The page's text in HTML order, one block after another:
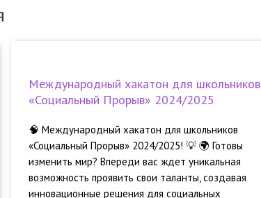
Международный хакатон для школьников
«Социальный Прорыв» 2024/2025
🧠 Международный хакатон для школьников
«Социальный Прорыв» 2024/2025! 💡 🌍 Готовы
изменить мир? Впереди вас ждет уникальная
возможность проявить свои таланты, создавая
инновационные решения для социальных